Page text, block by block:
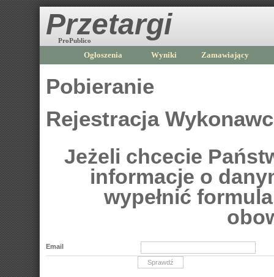
Przetargi
ProPublico
Ogłoszenia Wyniki Zamawiający
Pobieranie
Rejestracja
Jeżeli chcecie
informacje o
wypełnić
Email